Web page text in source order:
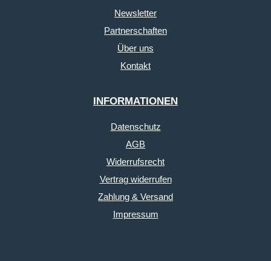
Newsletter
Partnerschaften
Über uns
Kontakt
INFORMATIONEN
Datenschutz
AGB
Widerrufsrecht
Vertrag widerrufen
Zahlung & Versand
Impressum